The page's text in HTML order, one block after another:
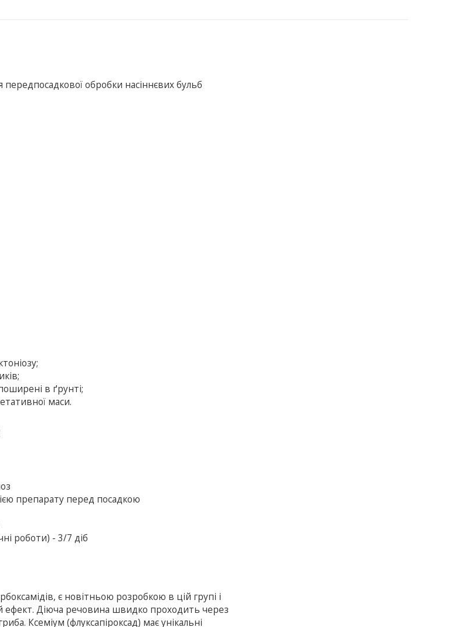
обробки насiннєвих бульб
в ґрунті;
маси.
препарату перед посадкою
роботи) - 3/7 діб
є новітньою розробкою в цій групі і
ефект. Діюча речовина швидко проходить через
Ксеміум (флуксапіроксад) має унікальні